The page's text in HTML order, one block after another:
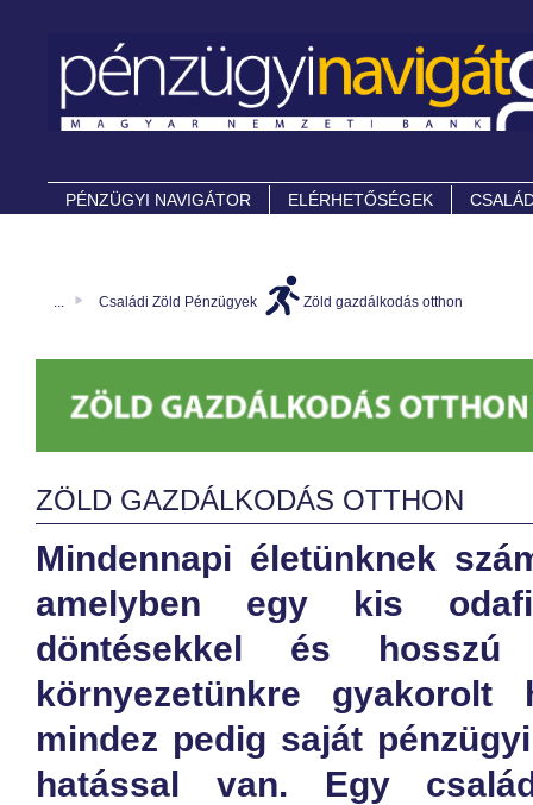
PÉNZÜGYI NAVIGÁTOR ELÉRHETŐSÉGEK
... Családi Zöld Pénzügyek Zöld gazdálkodás otthon
ZÖLD GAZDÁLKODÁS OTTHON
Mindennapi életünknek
amelyben egy kis
döntésekkel és
környezetünkre gyakorolt
mindez pedig saját
hatással van. Egy